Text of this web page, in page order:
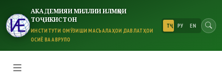
АКАДЕМИЯИ МИЛЛИИ ИЛМҲОИ
ТОҶИКИСТОН
ИНСТИТУТИ ОМӮЗИШИ МАСЪАЛАҲОИ ДАВЛАТҲОИ
ОСИЁ ВА АВРУПО
ТҶ РУ EN